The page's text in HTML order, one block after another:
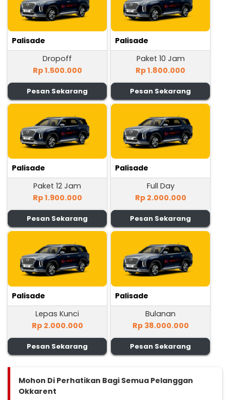
Palisade
Dropoff
Rp 1.500.000
Pesan Sekarang
Palisade
Paket 10 Jam
Rp 1.800.000
Pesan Sekarang
Palisade
Paket 12 Jam
Rp 1.900.000
Pesan Sekarang
Palisade
Full Day
Rp 2.000.000
Pesan Sekarang
Palisade
Lepas Kunci
Rp 2.000.000
Pesan Sekarang
Palisade
Bulanan
Rp 38.000.000
Pesan Sekarang
Mohon Di Perhatikan Bagi Semua Pelanggan
Okkarent